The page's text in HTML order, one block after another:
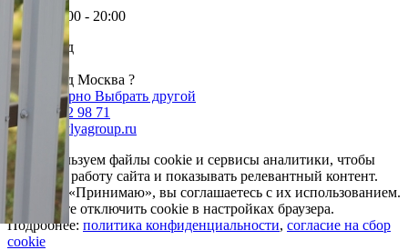
Пн-Пт: 9:00 - 20:00
Ваш город
Москва
Ваш город Москва ?
Да, все верно Выбрать другой
+7 985 002 98 71
info@krovlyagroup.ru
Мы используем файлы cookie и сервисы аналитики, чтобы
улучшить работу сайта и показывать релевантный контент.
Нажимая «Принимаю», вы соглашаетесь с их использованием.
Вы можете отключить cookie в настройках браузера.
Подробнее: политика конфиденциальности, согласие на сбор
cookie